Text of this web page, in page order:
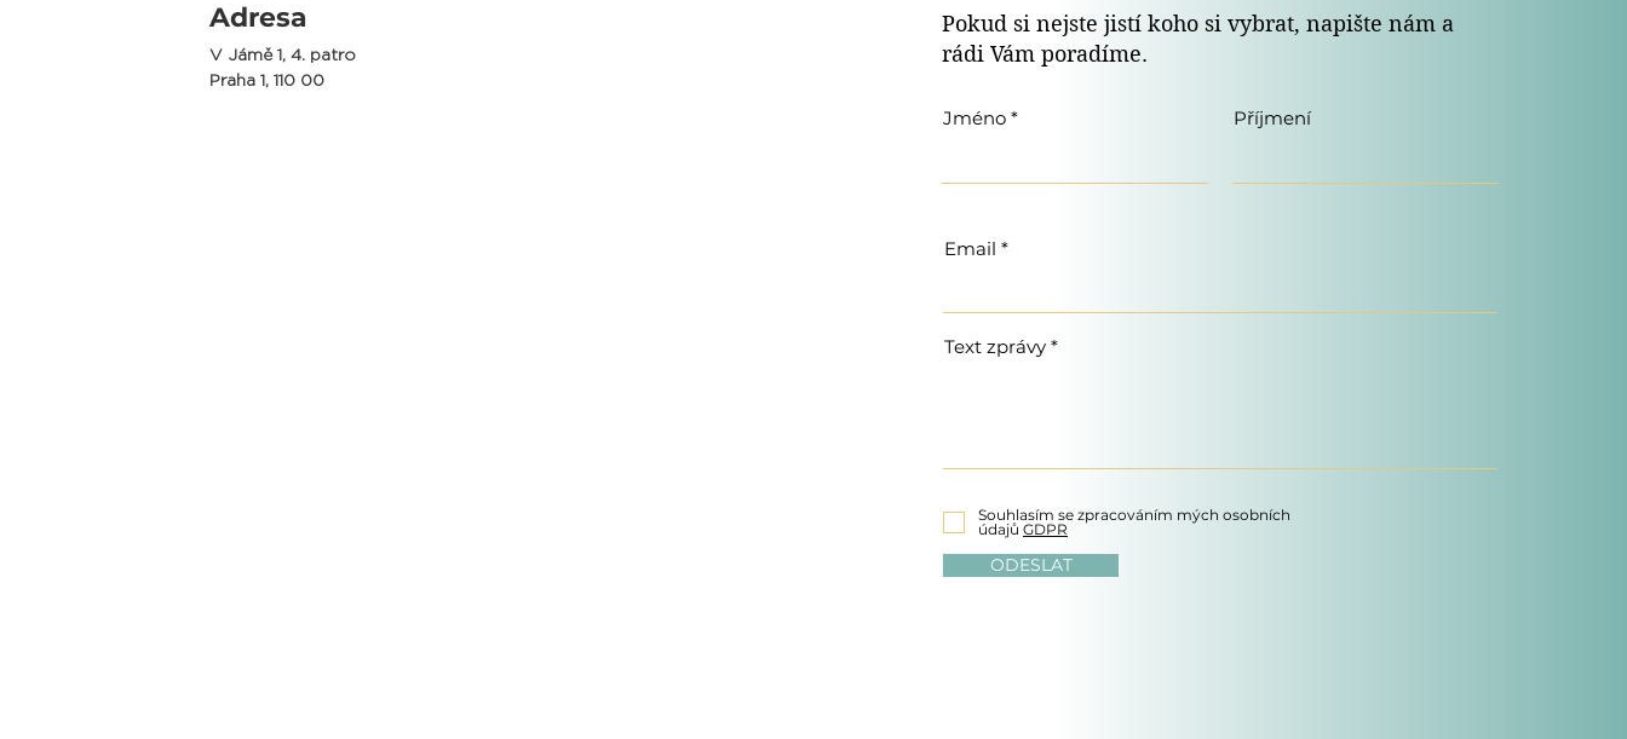
Adresa
V Jámě 1, 4. patro
Praha 1, 110 00
Pokud si nejste jistí koho si vybrat, napište nám a
rádi Vám poradíme.
Jméno Příjmení
Email
Text zprávy
Souhlasím se zpracováním mých osobních
údajů GDPR
ODESLAT